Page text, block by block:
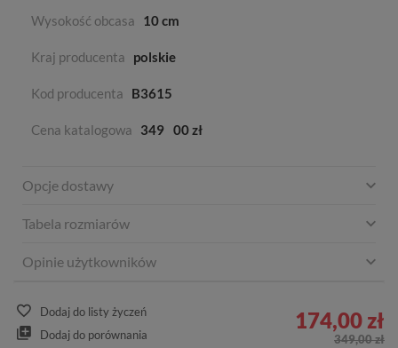
Wysokość obcasa 10 cm
Kraj producenta polskie
Kod producenta B3615
Cena katalogowa 349 00 zł
Opcje dostawy
Tabela rozmiarów
Opinie użytkowników
Dodaj do listy życzeń
Dodaj do porównania
174,00 zł
349,00 zł